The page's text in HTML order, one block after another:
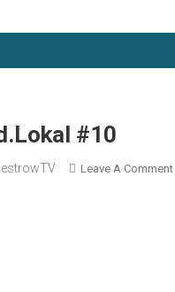
#10
Leave A Comment